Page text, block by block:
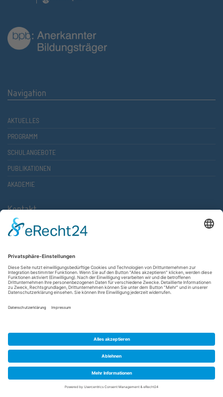
Navigation
AKTUELLES
PROGRAMM
SCHULANGEBOTE
PUBLIKATIONEN
AKADEMIE
Kontakt
Atlantische Akademie Rheinland-Pfalz e.V.
67657 Kaiserslautern
FON 0631 36610-0
FAX 0631 36610-15
©2026 Atlantische Akademie Rheinland-Pfalz e. V. |
Datenschutzerklärung|AGB
Cookie-Einstellungen